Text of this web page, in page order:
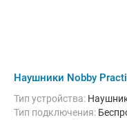
Наушники Nobby
Тип устройства:
Тип подключения: